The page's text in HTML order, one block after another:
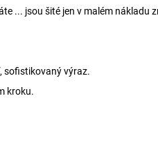
... jsou šité jen v malém nákladu
sofistikovaný výraz.
kroku.